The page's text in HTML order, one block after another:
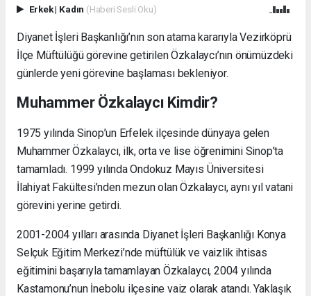
Erkek| Kadın (Haberi Sesli Oku)
Diyanet İşleri Başkanlığı’nın son atama kararıyla Vezirköprü
İlçe Müftülüğü görevine getirilen Özkalaycı’nın önümüzdeki
günlerde yeni görevine başlaması bekleniyor.
Muhammer Özkalaycı Kimdir?
1975 yılında Sinop’un Erfelek ilçesinde dünyaya gelen
Muhammer Özkalaycı, ilk, orta ve lise öğrenimini Sinop’ta
tamamladı. 1999 yılında Ondokuz Mayıs Üniversitesi
İlahiyat Fakültesi’nden mezun olan Özkalaycı, aynı yıl vatani
görevini yerine getirdi.
2001-2004 yılları arasında Diyanet İşleri Başkanlığı Konya
Selçuk Eğitim Merkezi’nde müftülük ve vaizlik ihtisas
eğitimini başarıyla tamamlayan Özkalaycı, 2004 yılında
Kastamonu’nun İnebolu ilçesine vaiz olarak atandı. Yaklaşık